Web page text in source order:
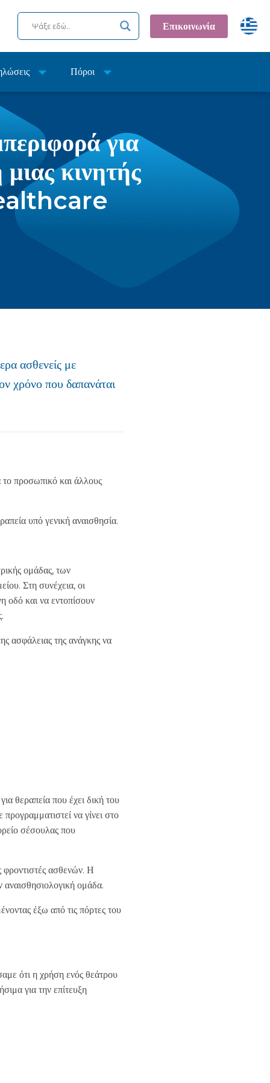
Επικοινωνία
Πόροι
για
κινητής
ασθενείς με
χρόνο που δαπανάται
το προσωπικό και άλλους
υπό γενική αναισθησία.
ομάδας, των
Στη συνέχεια, οι
οδό και να εντοπίσουν
ασφάλειας της ανάγκης να
για θεραπεία που έχει δική του
να γίνει στο
σέσουλας που
φροντιστές ασθενών. Η
αναισθησιολογική ομάδα.
έξω από τις πόρτες του
ότι η χρήση ενός θεάτρου
για την επίτευξη